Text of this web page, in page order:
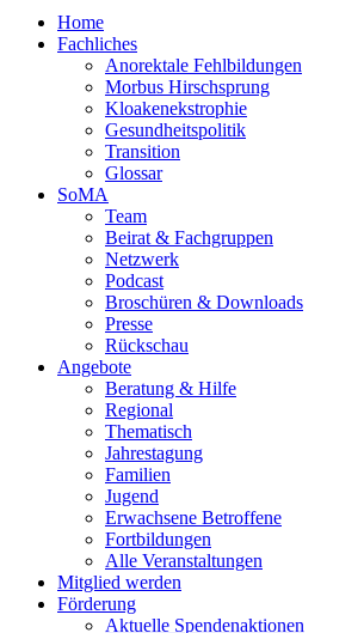
Home
Fachliches
Anorektale Fehlbildungen
Morbus Hirschsprung
Kloakenekstrophie
Gesundheitspolitik
Transition
Glossar
SoMA
Team
Beirat & Fachgruppen
Netzwerk
Podcast
Broschüren & Downloads
Presse
Rückschau
Angebote
Beratung & Hilfe
Regional
Thematisch
Jahrestagung
Familien
Jugend
Erwachsene Betroffene
Fortbildungen
Alle Veranstaltungen
Mitglied werden
Förderung
Aktuelle Spendenaktionen